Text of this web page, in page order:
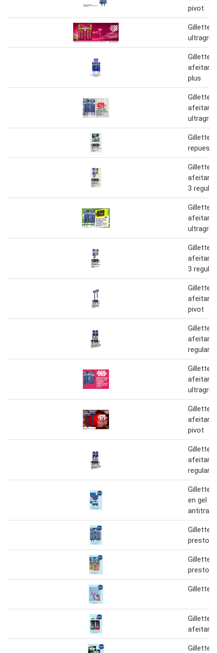
pivot
Gillette
ultragrip
Gillette
afeitar
plus
Gillette
afeitar
ultragrip
Gillette
Gillette
afeitar
3
Gillette
afeitar
ultragrip
Gillette
afeitar
3
Gillette
afeitar
pivot
Gillette
afeitar
regular
Gillette
afeitar
ultragrip
Gillette
afeitar
pivot
Gillette
afeitar
regular
Gillette
en gel
Gillette
Gillette
Gillette
Gillette
afeitar
Gillette